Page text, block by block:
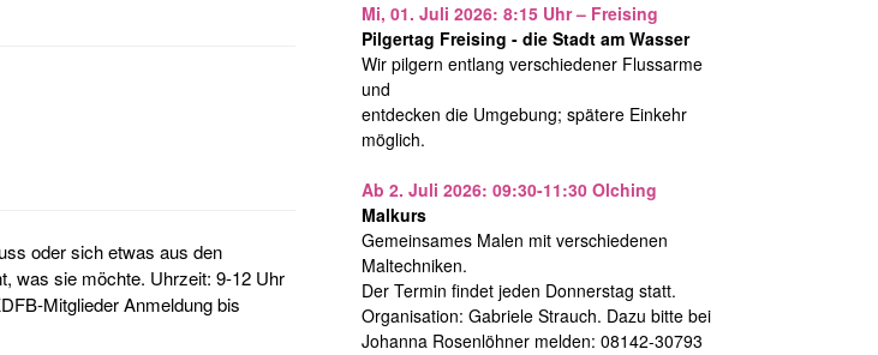
oder sich etwas aus den
was sie möchte. Uhrzeit: 9-12 Uhr
Mitglieder Anmeldung bis
Mi, 01. Juli 2026: 8:15 Uhr – Freising
Pilgertag Freising - die Stadt am Wasser
Wir pilgern entlang verschiedener Flussarme
und
entdecken die Umgebung; spätere Einkehr
möglich.
Ab 2. Juli 2026: 09:30-11:30 Olching
Malkurs
Gemeinsames Malen mit verschiedenen
Maltechniken.
Der Termin findet jeden Donnerstag statt.
Organisation: Gabriele Strauch. Dazu bitte bei
Johanna Rosenlöhner melden: 08142-30793